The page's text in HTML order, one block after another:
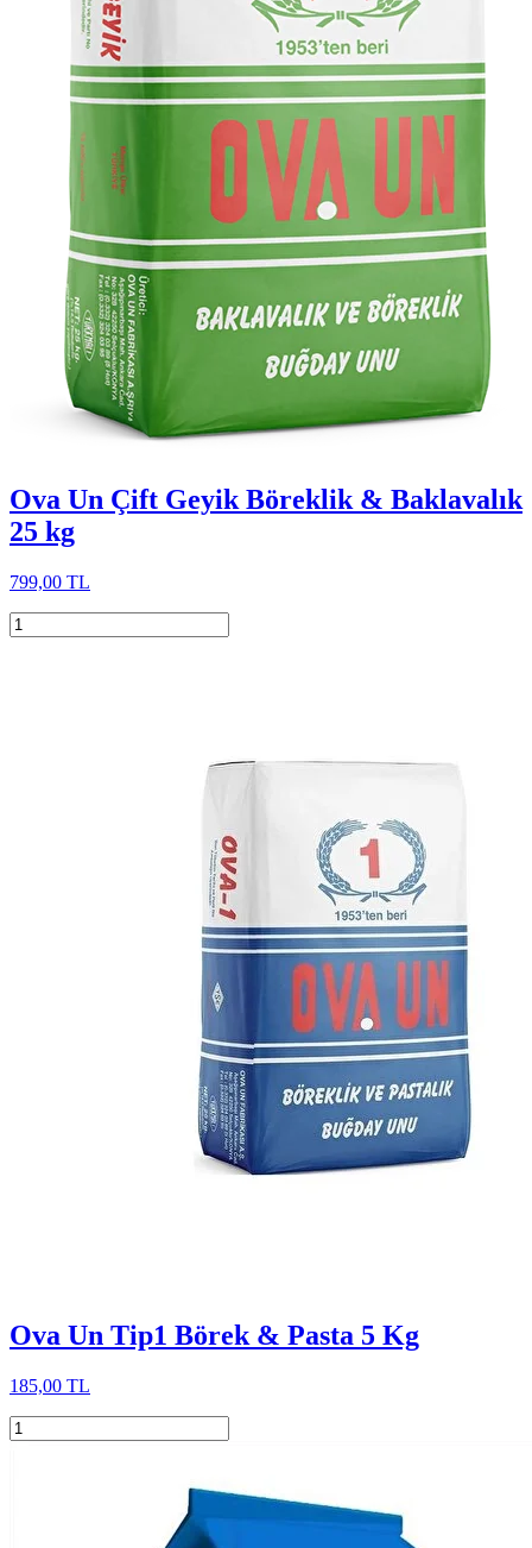
Ova Un Çift Geyik Böreklik & Baklavalık
25 kg
799,00 TL
Ova Un Tip1 Börek & Pasta 5 Kg
185,00 TL